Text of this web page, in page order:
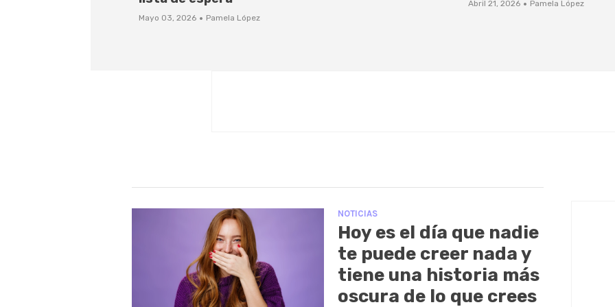
Mayo 03, 2026 · Pamela López
Abril 21, 2026 · Pamela López
NOTICIAS
Hoy es el día que nadie
te puede creer nada y
tiene una historia más
oscura de lo que crees